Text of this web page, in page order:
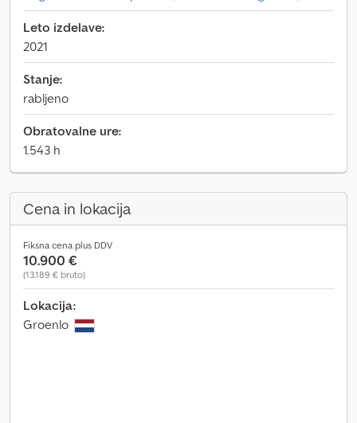
Leto izdelave:
2021
Stanje:
rabljeno
Obratovalne ure:
1.543 h
Cena in lokacija
Fiksna cena plus DDV
10.900 €
(13.189 € bruto)
Lokacija:
Groenlo